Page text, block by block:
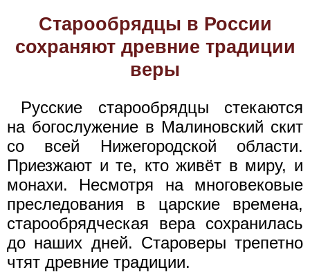
Старообрядцы в России
сохраняют древние традиции
веры
Русские старообрядцы стекаются
на богослужение в Малиновский скит
со всей Нижегородской области.
Приезжают и те, кто живёт в миру, и
монахи. Несмотря на многовековые
преследования в царские времена,
старообрядческая вера сохранилась
до наших дней. Староверы трепетно
чтят древние традиции.